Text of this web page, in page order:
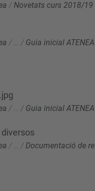
/Novetats curs 2018/19
/ / Guia inicial
/ … / Guia inicial
/ / Documentació de